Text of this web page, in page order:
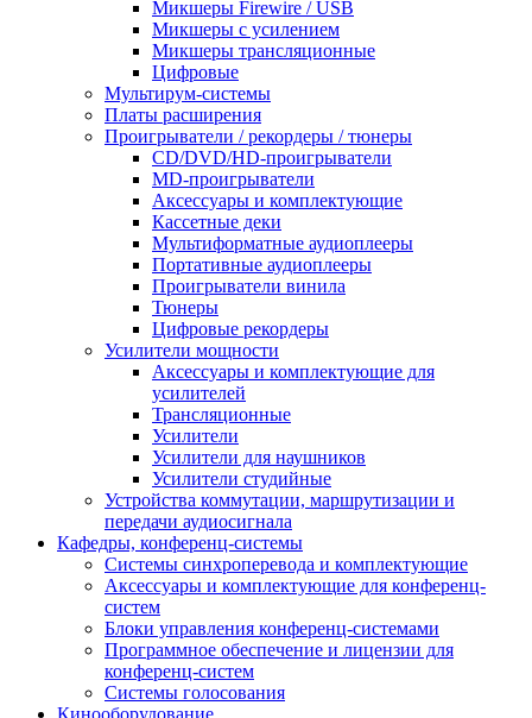
Микшеры Firewire / USB
Микшеры с усилением
Микшеры трансляционные
Цифровые
Мультирум-системы
Платы расширения
Проигрыватели / рекордеры / тюнеры
CD/DVD/HD-проигрыватели
MD-проигрыватели
Аксессуары и комплектующие
Кассетные деки
Мультиформатные аудиоплееры
Портативные аудиоплееры
Проигрыватели винила
Тюнеры
Цифровые рекордеры
Усилители мощности
Аксессуары и комплектующие для
усилителей
Трансляционные
Усилители
Усилители для наушников
Усилители студийные
Устройства коммутации, маршрутизации и
передачи аудиосигнала
Кафедры, конференц-системы
Cистемы синхроперевода и комплектующие
Аксессуары и комплектующие для конференц-
систем
Блоки управления конференц-системами
Программное обеспечение и лицензии для
конференц-систем
Системы голосования
Кинооборудование